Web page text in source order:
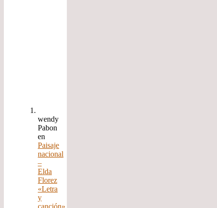
wendy
Pabon
en
Paisaje
nacional
–
Elda
Florez
«Letra
y
canción»